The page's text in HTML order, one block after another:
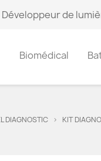
de
Biomédical
DIAGNOSTIC KIT